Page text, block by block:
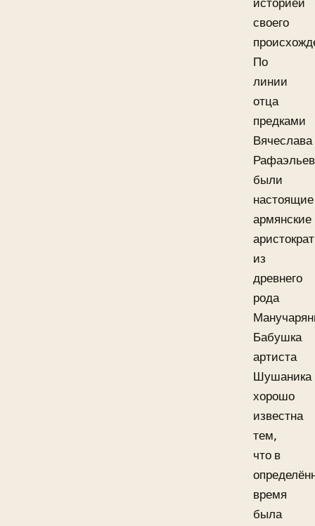
историей
своего
По
линии
отца
предками
Вячеслава
были
настоящие
армянские
из
древнего
рода
Бабушка
артиста
Шушаника
хорошо
известна
тем,
что в
время
была